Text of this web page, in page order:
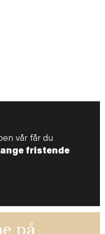
vår får du
fristende